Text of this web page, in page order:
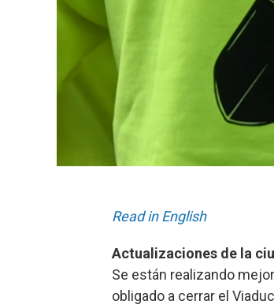
Read in English
Actualizaciones de la
Se están realizando
obligado a cerrar el